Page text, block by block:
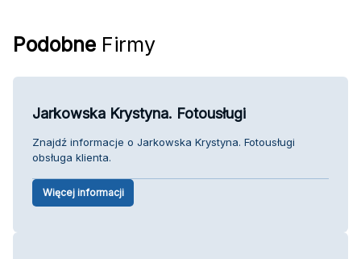
Podobne Firmy
Jarkowska Krystyna. Fotousługi
Znajdź informacje o Jarkowska Krystyna. Fotousługi
obsługa klienta.
Więcej informacji